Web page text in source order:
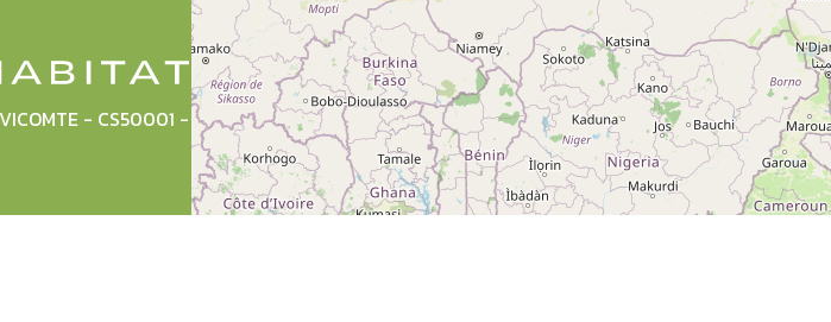
- CS50001 - 85036 LA ROCHE-SUR-YON CEDEX